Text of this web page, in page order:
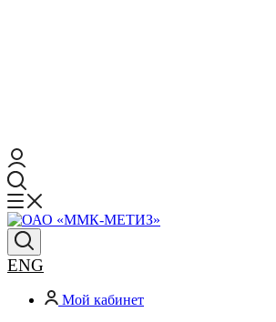
ENG
Мой кабинет